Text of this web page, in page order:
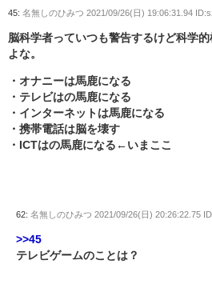
45: 名無しのひみつ 2021/09/26(日) 19:06:31.94
脳科学者っていつも警告するけど科学
よな。
・オナニーは馬鹿になる
・テレビはの馬鹿になる
・インターネットは馬鹿になる
・携帯電話は脳を壊す
・ICTはの馬鹿になる←いまここ
62: 名無しのひみつ 2021/09/26(日) 20:26:22.75
>>45
テレビゲームのことは？